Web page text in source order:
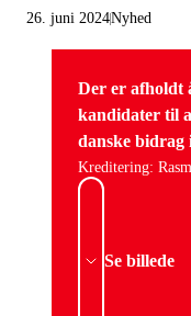
Nyhed
26. juni 2024
Der er afholdt
kandidater til
danske bidrag
Kreditering:
Se billede